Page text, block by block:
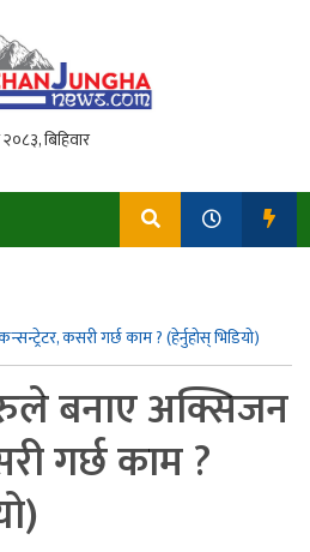
कसरी गर्छ काम ? (हेर्नुहोस् भिडियो)
बनाए अक्सिजन
गर्छ काम ?